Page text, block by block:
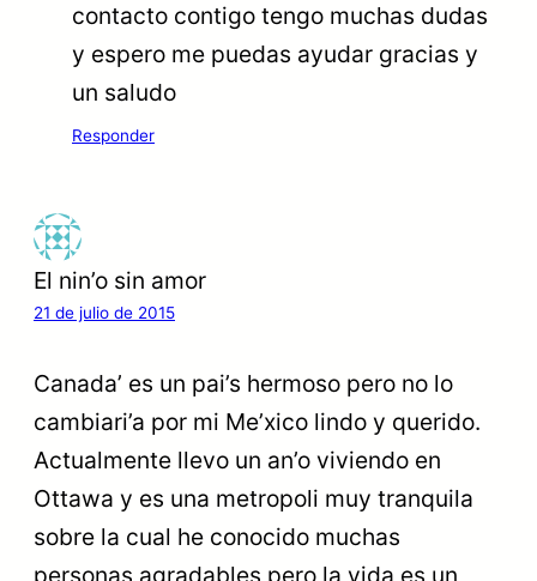
contacto contigo tengo muchas dudas
y espero me puedas ayudar gracias y
un saludo
Responder
El nin’o sin amor
21 de julio de 2015
Canada’ es un pai’s hermoso pero no lo
cambiari’a por mi Me’xico lindo y querido.
Actualmente llevo un an’o viviendo en
Ottawa y es una metropoli muy tranquila
sobre la cual he conocido muchas
personas agradables pero la vida es un